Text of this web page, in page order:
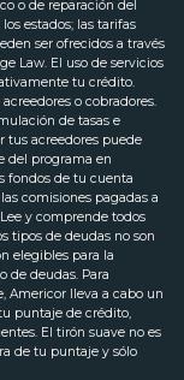
o de reparación del
estados; las tarifas
ser ofrecidos a través
Law. El uso de servicios
tu crédito.
o cobradores.
de tasas e
tus acreedores puede
del programa en
fondos de tu cuenta
comisiones pagadas a
y comprende todos
tipos de deudas no son
elegibles para la
de deudas. Para
Americor lleva a cabo un
puntaje de crédito,
El tirón suave no es
de tu puntaje y sólo